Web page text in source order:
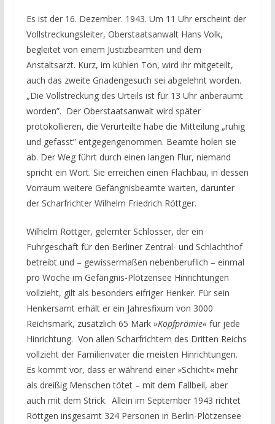
Es ist der 16. Dezember. 1943. Um 11 Uhr erscheint der
Vollstreckungsleiter, Oberstaatsanwalt Hans Volk,
begleitet von einem Justizbeamten und dem
Anstaltsarzt. Kurz, im kühlen Ton, wird ihr mitgeteilt,
auch das zweite Gnadengesuch sei abgelehnt worden.
„Die Vollstreckung des Urteils ist für 13 Uhr anberaumt
worden”. Der Oberstaatsanwalt wird später
protokollieren, die Verurteilte habe die Mitteilung „ruhig
und gefasst” entgegengenommen. Beamte holen sie
ab. Der Weg führt durch einen langen Flur, niemand
spricht ein Wort. Sie erreichen einen Flachbau, in dessen
Vorraum weitere Gefängnisbeamte warten, darunter
der Scharfrichter Wilhelm Friedrich Röttger.
Wilhelm Röttger, gelernter Schlosser, der ein
Fuhrgeschäft für den Berliner Zentral- und Schlachthof
betreibt und – gewissermaßen nebenberuflich – einmal
pro Woche im Gefängnis-Plötzensee Hinrichtungen
vollzieht, gilt als besonders eifriger Henker. Für sein
Henkersamt erhält er ein Jahresfixum von 3000
Reichsmark, zusätzlich 65 Mark »Kopfprämie« für jede
Hinrichtung. Von allen Scharfrichtern des Dritten Reichs
vollzieht der Familienvater die meisten Hinrichtungen.
Es kommt vor, dass er während einer »Schicht« mehr
als dreißig Menschen tötet – mit dem Fallbeil, aber
auch mit dem Strick. Allein im September 1943 richtet
Röttgen insgesamt 324 Personen in Berlin-Plötzensee